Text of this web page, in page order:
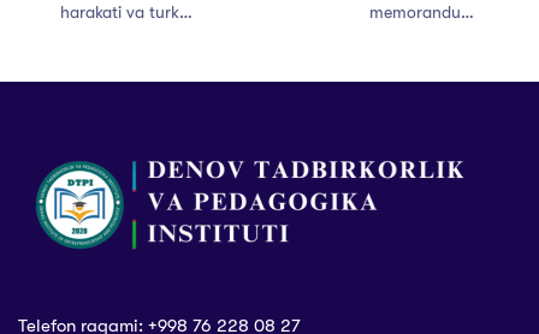
harakati va turk
memorandumi
Telefon raqami: +998 76 228 08 27